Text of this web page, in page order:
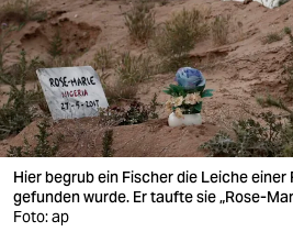
nord
wahrheit
verlag
verlag
veranstaltungen
Hier begrub ein Fischer die Leiche einer
gefunden wurde. Er taufte sie „Rose-
Foto: ap